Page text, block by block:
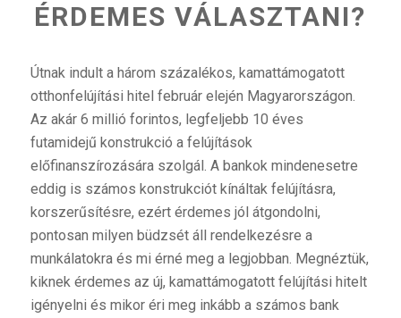
ÉRDEMES VÁLASZTANI?
Útnak indult a három százalékos, kamattámogatott
otthonfelújítási hitel február elején Magyarországon.
Az akár 6 millió forintos, legfeljebb 10 éves
futamidejű konstrukció a felújítások
előfinanszírozására szolgál. A bankok mindenesetre
eddig is számos konstrukciót kínáltak felújításra,
korszerűsítésre, ezért érdemes jól átgondolni,
pontosan milyen büdzsét áll rendelkezésre a
munkálatokra és mi érné meg a legjobban. Megnéztük,
kiknek érdemes az új, kamattámogatott felújítási hitelt
igényelni és mikor éri meg inkább a számos bank